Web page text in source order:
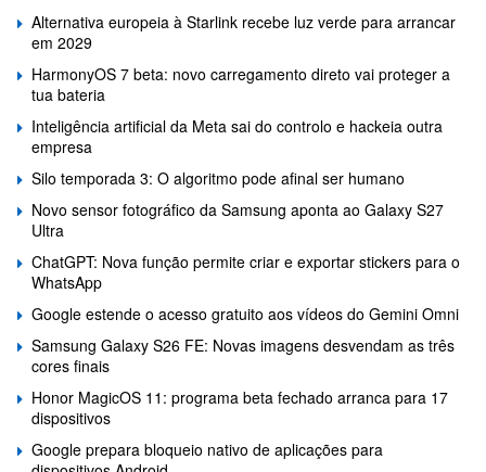
Alternativa europeia à Starlink recebe luz verde para arrancar
em 2029
HarmonyOS 7 beta: novo carregamento direto vai proteger a
tua bateria
Inteligência artificial da Meta sai do controlo e hackeia outra
empresa
Silo temporada 3: O algoritmo pode afinal ser humano
Novo sensor fotográfico da Samsung aponta ao Galaxy S27
Ultra
ChatGPT: Nova função permite criar e exportar stickers para o
WhatsApp
Google estende o acesso gratuito aos vídeos do Gemini Omni
Samsung Galaxy S26 FE: Novas imagens desvendam as três
cores finais
Honor MagicOS 11: programa beta fechado arranca para 17
dispositivos
Google prepara bloqueio nativo de aplicações para